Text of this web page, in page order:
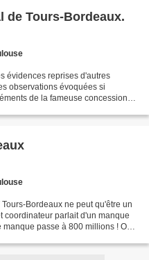
de Tours-Bordeaux.
évidences reprises d'autres
observations évoquées si
de la fameuse concession
Bordeaux ne peut qu'être un
coordinateur parlait d'un manque
passe à 800 millions ! On